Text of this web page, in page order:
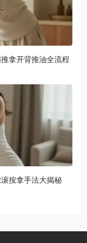
拿开背推油全流程
按拿手法大揭秘